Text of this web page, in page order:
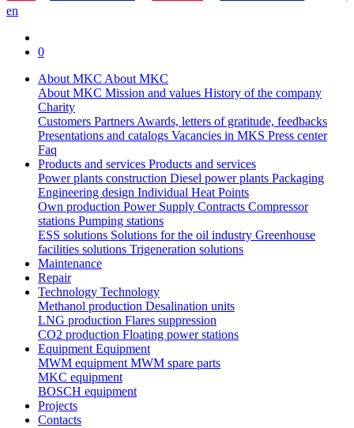
en
0
About MKC About MKC
About MKC Mission and values History of the company
Charity
Customers PartnersAwards, letters of gratitude, feedbacks
Presentations and catalogs Vacancies in MKS Press center
Faq
Products and services Products and services
Power plants construction Diesel power plants Packaging
Engineering design Individual Heat Points
Own production Power Supply Contracts Compressor
stations Pumping stations
ESS solutions Solutions for the oil industry Greenhouse
facilities solutions Trigeneration solutions
Maintenance
Repair
Technology Technology
Methanol production Desalination units
LNG production Flares suppression
СО2 production Floating power stations
EquipmentEquipment
MWM equipmentMWM spare parts
MKC equipment
BOSCH equipment
Projects
Contacts